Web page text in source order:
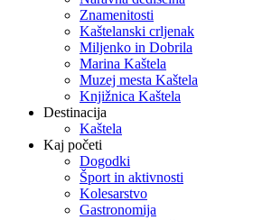
Znamenitosti
Kaštelanski crljenak
Miljenko in Dobrila
Marina Kaštela
Muzej mesta Kaštela
Knjižnica Kaštela
Destinacija
Kaštela
Kaj početi
Dogodki
Šport in aktivnosti
Kolesarstvo
Gastronomija